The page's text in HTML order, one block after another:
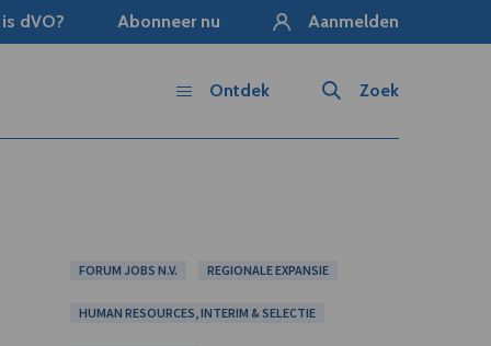
dVO? Abonneer nu Aanmelden
Zoek
Ontdek
FORUM JOBS N.V. REGIONALE EXPANSIE
HUMAN RESOURCES, INTERIM & SELECTIE